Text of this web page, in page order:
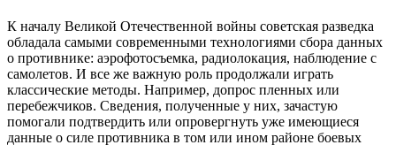
К началу Великой Отечественной войны советская разведка
обладала самыми современными технологиями сбора данных
о противнике: аэрофотосъемка, радиолокация, наблюдение с
самолетов. И все же важную роль продолжали играть
классические методы. Например, допрос пленных или
перебежчиков. Сведения, полученные у них, зачастую
помогали подтвердить или опровергнуть уже имеющиеся
данные о силе противника в том или ином районе боевых